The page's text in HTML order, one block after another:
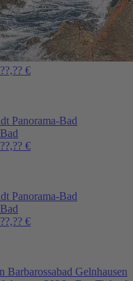
€
Panorama-Bad
€
Panorama-Bad
€
Barbarossabad Gelnhausen